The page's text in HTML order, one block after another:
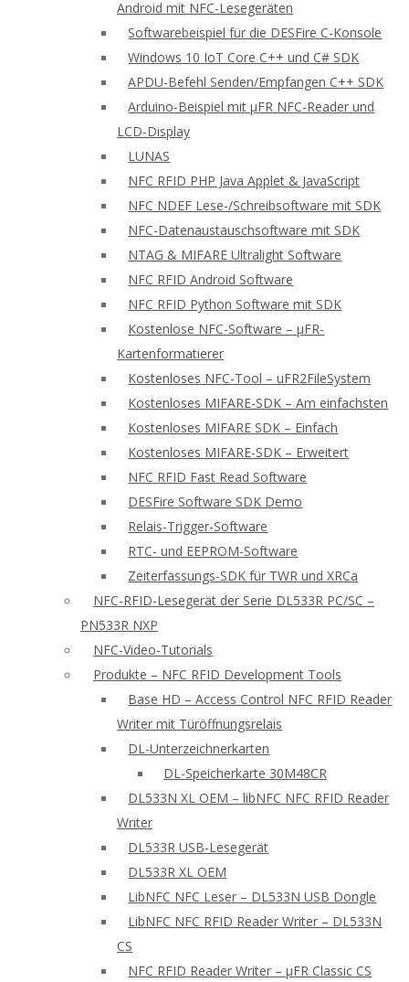
Android mit NFC-Lesegeräten
Softwarebeispiel für die DESFire C-Konsole
Windows 10 IoT Core C++ und C# SDK
APDU-Befehl Senden/Empfangen C++ SDK
Arduino-Beispiel mit μFR NFC-Reader und
LCD-Display
LUNAS
NFC RFID PHP Java Applet & JavaScript
NFC NDEF Lese-/Schreibsoftware mit SDK
NFC-Datenaustauschsoftware mit SDK
NTAG & MIFARE Ultralight Software
NFC RFID Android Software
NFC RFID Python Software mit SDK
Kostenlose NFC-Software – μFR-
Kartenformatierer
Kostenloses NFC-Tool – uFR2FileSystem
Kostenloses MIFARE-SDK – Am einfachsten
Kostenloses MIFARE SDK – Einfach
Kostenloses MIFARE-SDK – Erweitert
NFC RFID Fast Read Software
DESFire Software SDK Demo
Relais-Trigger-Software
RTC- und EEPROM-Software
Zeiterfassungs-SDK für TWR und XRCa
NFC-RFID-Lesegerät der Serie DL533R PC/SC –
PN533R NXP
NFC-Video-Tutorials
Produkte – NFC RFID Development Tools
Base HD – Access Control NFC RFID Reader
Writer mit Türöffnungsrelais
DL-Unterzeichnerkarten
DL-Speicherkarte 30M48CR
DL533N XL OEM – libNFC NFC RFID Reader
Writer
DL533R USB-Lesegerät
DL533R XL OEM
LibNFC NFC Leser – DL533N USB Dongle
LibNFC NFC RFID Reader Writer – DL533N
CS
NFC RFID Reader Writer – μFR Classic CS